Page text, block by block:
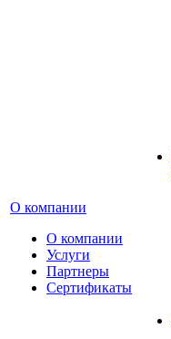
О компании
О компании
Услуги
Партнеры
Сертификаты